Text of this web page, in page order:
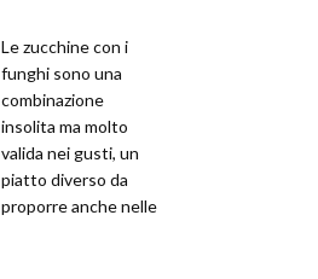
Le zucchine con i
funghi sono una
combinazione
insolita ma molto
valida nei gusti, un
piatto diverso da
proporre anche nelle